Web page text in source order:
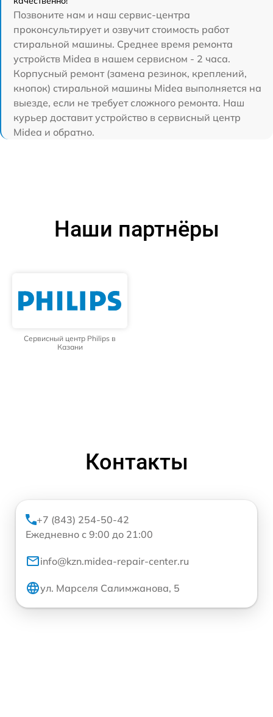
Позвоните нам и наш сервис-центра
проконсультирует и озвучит стоимость работ
стиральной машины. Среднее время ремонта
устройств Midea в нашем сервисном - 2 часа.
Корпусный ремонт (замена резинок, креплений,
кнопок) стиральной машины Midea выполняется на
выезде, если не требует сложного ремонта. Наш
курьер доставит устройство в сервисный центр
Midea и обратно.
Наши партнёры
Сервисный центр Philips в
Казани
Контакты
+7 (843) 254-50-42
Ежедневно с 9:00 до 21:00
info@kzn.midea-repair-center.ru
ул. Марселя Салимжанова, 5